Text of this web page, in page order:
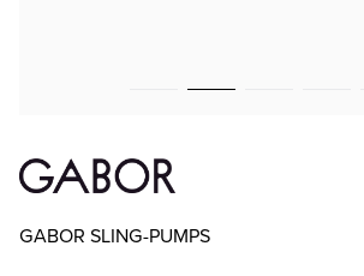
GABOR SLING-PUMPS